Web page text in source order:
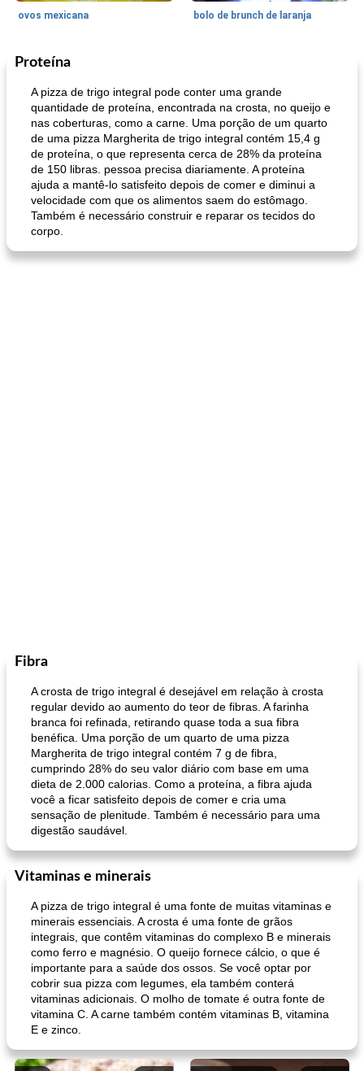
ovos mexicana bolo de brunch de laranja
Pães De Fermento
pão plano (out)
Proteína
A pizza de trigo integral pode conter uma grande
quantidade de proteína, encontrada na crosta, no queijo e
nas coberturas, como a carne. Uma porção de um quarto
de uma pizza Margherita de trigo integral contém 15,4 g
de proteína, o que representa cerca de 28% da proteína
de 150 libras. pessoa precisa diariamente. A proteína
ajuda a mantê-lo satisfeito depois de comer e diminui a
velocidade com que os alimentos saem do estômago.
Também é necessário construir e reparar os tecidos do
corpo.
Fibra
A crosta de trigo integral é desejável em relação à crosta
regular devido ao aumento do teor de fibras. A farinha
branca foi refinada, retirando quase toda a sua fibra
benéfica. Uma porção de um quarto de uma pizza
Margherita de trigo integral contém 7 g de fibra,
cumprindo 28% do seu valor diário com base em uma
dieta de 2.000 calorias. Como a proteína, a fibra ajuda
você a ficar satisfeito depois de comer e cria uma
sensação de plenitude. Também é necessário para uma
digestão saudável.
Vitaminas e minerais
A pizza de trigo integral é uma fonte de muitas vitaminas e
minerais essenciais. A crosta é uma fonte de grãos
integrais, que contêm vitaminas do complexo B e minerais
como ferro e magnésio. O queijo fornece cálcio, o que é
importante para a saúde dos ossos. Se você optar por
cobrir sua pizza com legumes, ela também conterá
vitaminas adicionais. O molho de tomate é outra fonte de
vitamina C. A carne também contém vitaminas B, vitamina
E e zinco.